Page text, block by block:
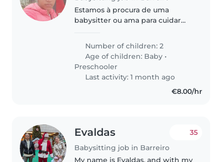
Estamos à procura de uma
babysitter ou ama para cuidar
e uma criança em idade pré-
escolar. As nossas crianças são
energéticas, curiosas e muito
amigáveis...
Number of children: 2
Age of children: Baby •
Preschooler
Last activity: 1 month ago
€8.00/hr
Evaldas
Babysitting job in Barreiro
35
My name is Evaldas, and with my